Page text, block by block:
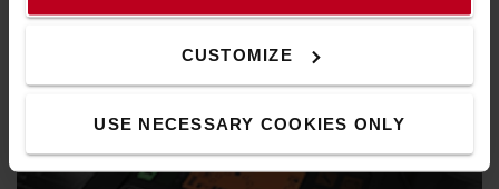
CUSTOMIZE
USE NECESSARY COOKIES ONLY